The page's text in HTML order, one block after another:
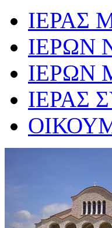
ΙΕΡΑΣ
ΙΕΡΩΝ
ΙΕΡΩΝ
ΙΕΡΑΣ